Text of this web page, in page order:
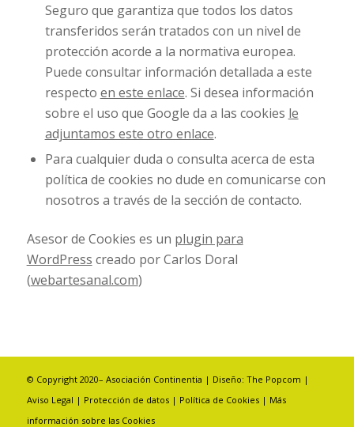
Seguro que garantiza que todos los datos
transferidos serán tratados con un nivel de
protección acorde a la normativa europea.
Puede consultar información detallada a este
respecto en este enlace. Si desea información
sobre el uso que Google da a las cookies le
adjuntamos este otro enlace.
Para cualquier duda o consulta acerca de esta
política de cookies no dude en comunicarse con
nosotros a través de la sección de contacto.
Asesor de Cookies es un plugin para
WordPress creado por Carlos Doral
(webartesanal.com)
© Copyright 2020– Asociación Continentia | Diseño: The Popcom |
Aviso Legal | Protección de datos | Política de Cookies| Más
información sobre las Cookies